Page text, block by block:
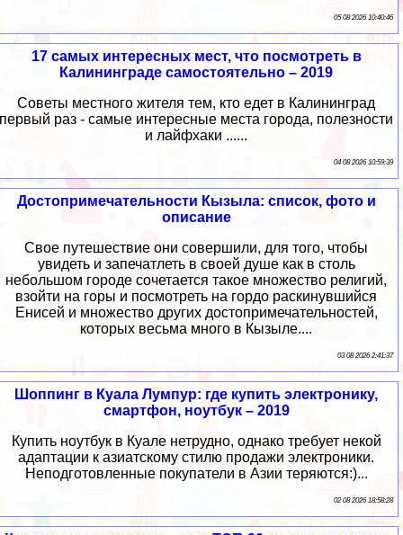
05 08 2026 10:40:46
17 самых интересных мест, что посмотреть в
Калининграде самостоятельно – 2019
Советы местного жителя тем, кто едет в Калининград
первый раз - самые интересные места города, полезности
и лайфхаки ......
04 08 2026 10:59:39
Достопримечательности Кызыла: список, фото и
описание
Свое путешествие они совершили, для того, чтобы
увидеть и запечатлеть в своей душе как в столь
небольшом городе сочетается такое множество религий,
взойти на горы и посмотреть на гордо раскинувшийся
Енисей и множество других достопримечательностей,
которых весьма много в Кызыле....
03 08 2026 2:41:37
Шоппинг в Куала Лумпур: где купить электронику,
смартфон, ноутбук – 2019
Купить ноутбук в Куале нетрудно, однако требует некой
адаптации к азиатскому стилю продажи электроники.
Неподготовленные покупатели в Азии теряются:)...
02 08 2026 18:58:28